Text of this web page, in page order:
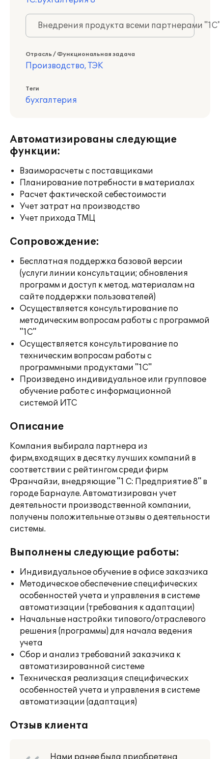
Внедрения продукта всеми партнерами
Отрасль / Функциональная задача
Производство, ТЭК
Теги
бухгалтерия
Автоматизированы следующие
функции:
Взаиморасчеты с поставщиками
Планирование потребности в материалах
Расчет фактической себестоимости
Учет затрат на производство
Учет прихода ТМЦ
Сопровождение:
Бесплатная поддержка базовой версии
(услуги линии консультации; обновления
программ и доступ к метод. материалам на
сайте поддержки пользователей)
Осуществляется консультирование по
методическим вопросам работы с программой
"1С"
Осуществляется консультирование по
техническим вопросам работы с
программными продуктами "1С"
Произведено индивидуальное или групповое
обучение работе с информационной
системой ИТС
Описание
Компания выбирала партнера из
фирм,входящих в десятку лучших компаний в
соответствии с рейтингом среди фирм
Франчайзи, внедряющие "1 С: Предприятие 8" в
городе Барнауле. Автоматизирован учет
деятельности производственной компании,
получены положительные отзывы о деятельности
системы.
Выполнены следующие работы:
Индивидуальное обучение в офисе заказчика
Методическое обеспечение специфических
особенностей учета и управления в системе
автоматизации (требования к адаптации)
Начальные настройки типового/отраслевого
решения (программы) для начала ведения
учета
Сбор и анализ требований заказчика к
автоматизированной системе
Техническая реализация специфических
особенностей учета и управления в системе
автоматизации (адаптация)
Отзыв клиента
Нами ранее была приобретена